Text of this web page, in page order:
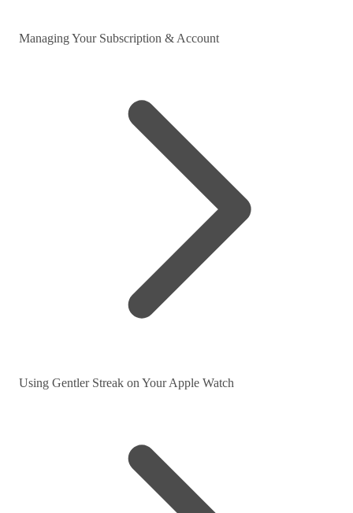
Managing Your Subscription & Account
Using Gentler Streak on Your Apple Watch